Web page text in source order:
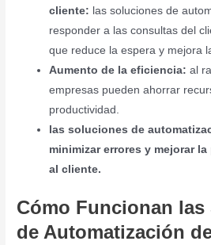
cliente: las soluciones de
responder a las consultas del
que reduce la espera y mejora
Aumento de la eficiencia: al
empresas pueden ahorrar
productividad.
las soluciones de
minimizar errores y mejorar
al cliente.
Cómo Funcionan
de Automatización